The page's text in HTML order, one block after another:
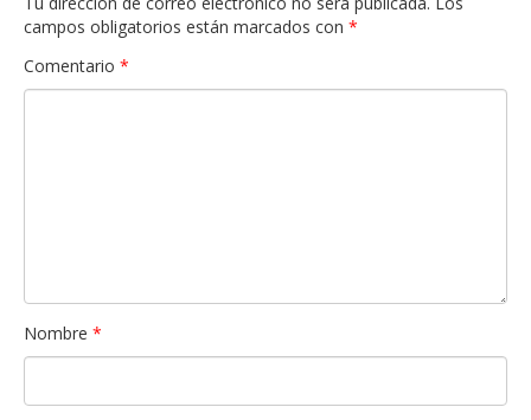
campos obligatorios están marcados con *
Comentario *
Nombre *